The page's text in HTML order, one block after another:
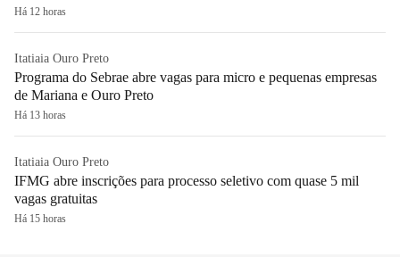
Há 12 horas
Itatiaia Ouro Preto
Programa do Sebrae abre vagas para micro e pequenas empresas
de Mariana e Ouro Preto
Há 13 horas
Itatiaia Ouro Preto
IFMG abre inscrições para processo seletivo com quase 5 mil
vagas gratuitas
Há 15 horas